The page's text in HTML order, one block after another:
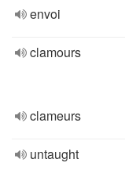
envoi
clamours
clameurs
untaught